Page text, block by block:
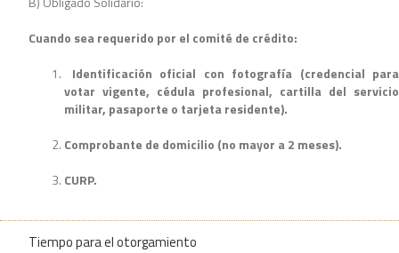
Cuando sea requerido por el comité de crédito:
Identificación oficial con fotografía (credencial para
votar vigente, cédula profesional, cartilla del servicio
militar, pasaporte o tarjeta residente).
Comprobante de domicilio (no mayor a 2 meses).
CURP.
Tiempo para el otorgamiento